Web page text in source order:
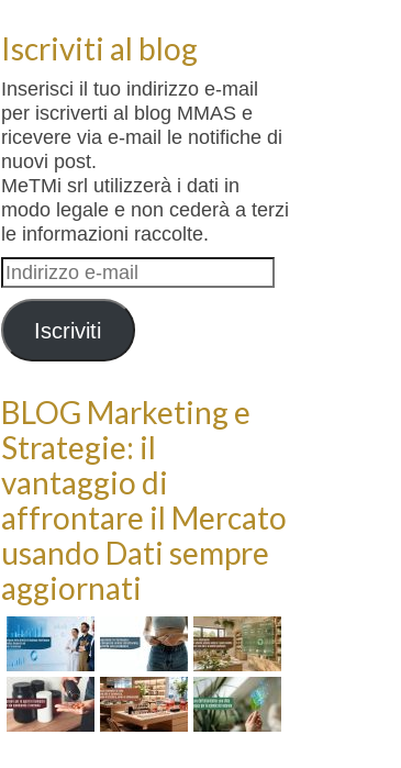
Iscriviti al blog
Inserisci il tuo indirizzo e-mail
per iscriverti al blog MMAS e
ricevere via e-mail le notifiche di
nuovi post.
MeTMi srl utilizzerà i dati in
modo legale e non cederà a terzi
le informazioni raccolte.
Indirizzo
e-
mail
Iscriviti
BLOG Marketing e
Strategie: il
vantaggio di
affrontare il Mercato
usando Dati sempre
aggiornati